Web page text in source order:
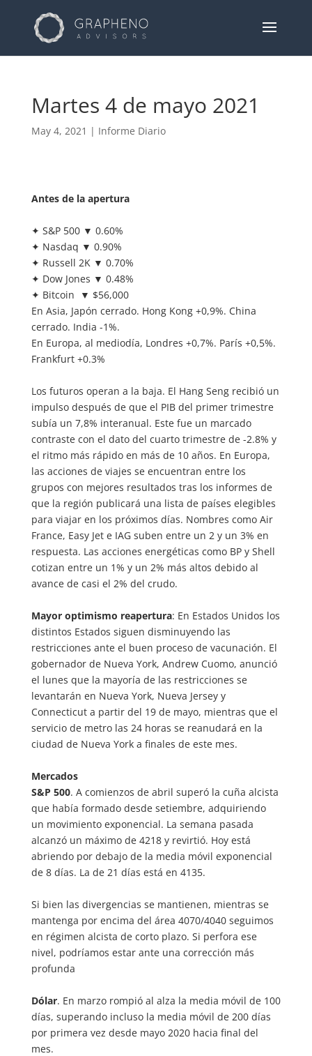
Martes 4 de mayo 2021
May 4, 2021 | Informe Diario
Antes de la apertura
✦ S&P 500 ▼ 0.60%
✦ Nasdaq ▼ 0.90%
✦ Russell 2K ▼ 0.70%
✦ Dow Jones ▼ 0.48%
✦ Bitcoin ▼ $56,000
En Asia, Japón cerrado. Hong Kong +0,9%. China
cerrado. India -1%.
En Europa, al mediodía, Londres +0,7%. París +0,5%.
Frankfurt +0.3%
Los futuros operan a la baja. El Hang Seng recibió un
impulso después de que el PIB del primer trimestre
subía un 7,8% interanual. Este fue un marcado
contraste con el dato del cuarto trimestre de -2.8% y
el ritmo más rápido en más de 10 años. En Europa,
las acciones de viajes se encuentran entre los
grupos con mejores resultados tras los informes de
que la región publicará una lista de países elegibles
para viajar en los próximos días. Nombres como Air
France, Easy Jet e IAG suben entre un 2 y un 3% en
respuesta. Las acciones energéticas como BP y Shell
cotizan entre un 1% y un 2% más altos debido al
avance de casi el 2% del crudo.
Mayor optimismo reapertura: En Estados Unidos los
distintos Estados siguen disminuyendo las
restricciones ante el buen proceso de vacunación. El
gobernador de Nueva York, Andrew Cuomo, anunció
el lunes que la mayoría de las restricciones se
levantarán en Nueva York, Nueva Jersey y
Connecticut a partir del 19 de mayo, mientras que el
servicio de metro las 24 horas se reanudará en la
ciudad de Nueva York a finales de este mes.
Mercados
S&P 500. A comienzos de abril superó la cuña alcista
que había formado desde setiembre, adquiriendo
un movimiento exponencial. La semana pasada
alcanzó un máximo de 4218 y revirtió. Hoy está
abriendo por debajo de la media móvil exponencial
de 8 días. La de 21 días está en 4135.
Si bien las divergencias se mantienen, mientras se
mantenga por encima del área 4070/4040 seguimos
en régimen alcista de corto plazo. Si perfora ese
nivel, podríamos estar ante una corrección más
profunda
Dólar. En marzo rompió al alza la media móvil de 100
días, superando incluso la media móvil de 200 días
por primera vez desde mayo 2020 hacia final del
mes.